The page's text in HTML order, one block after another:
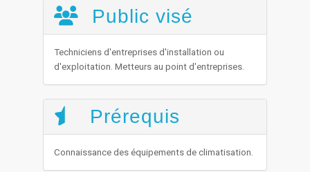
Public visé
Techniciens d'entreprises d'installation ou
d'exploitation. Metteurs au point d'entreprises.
Prérequis
Connaissance des équipements de climatisation.